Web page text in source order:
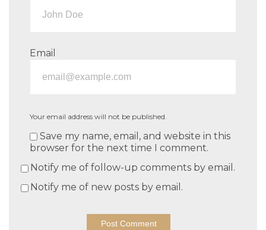
Email
Your email address will not be published.
Save my name, email, and website in this
browser for the next time I comment.
Notify me of follow-up comments by email.
Notify me of new posts by email.